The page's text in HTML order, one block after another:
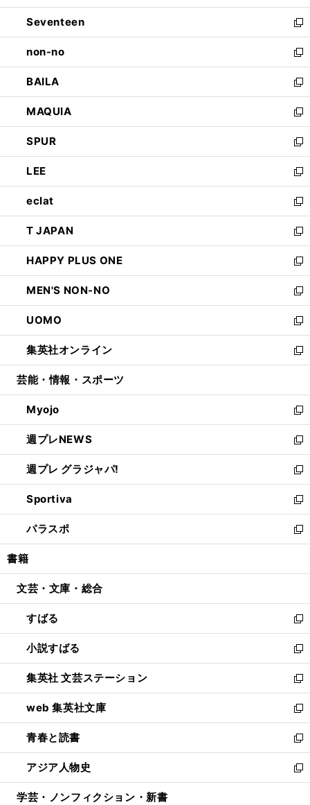
開
く
ウ
で
開
く
ン
ド
ウ
で
開
く
Seventeen
新
し
い
ウ
ィ
ン
ド
ウ
で
開
く
non-no
新
し
い
ウ
ィ
ン
ド
ウ
で
開
く
BAILA
新
し
い
ウ
ィ
ン
ド
ウ
で
開
く
MAQUIA
新
し
い
ウ
ィ
ン
ド
ウ
で
開
く
SPUR
新
し
い
ウ
ィ
ン
ド
ウ
で
開
く
LEE
新
し
い
ウ
ィ
ン
ド
ウ
で
開
く
eclat
新
し
い
ウ
ィ
ン
ド
ウ
で
開
く
T JAPAN
新
し
い
ウ
ィ
ン
ド
ウ
で
開
HAPPY PLUS ONE
新
し
い
ウ
ィ
ン
ド
ウ
開
く
MEN'S NON-NO
新
し
い
ウ
ィ
ン
ウ
で
開
く
UOMO
新
し
い
ウ
ン
ド
ウ
で
開
く
集英社オンライン
新
し
ウ
ィ
ン
ド
ウ
で
開
く
芸能・情報・スポーツ
Myojo
新
し
い
ウ
ィ
ン
ド
ウ
で
開
週プレNEWS
新
し
い
ウ
ィ
ン
ド
ウ
開
週プレ グラジャパ!
新
し
い
ウ
ィ
ン
ウ
開
く
Sportiva
新
し
い
ウ
ン
ウ
で
開
く
パラスポ
新
し
ウ
ン
ド
ウ
で
開
く
書籍
文芸・文庫・総合
すばる
新
し
い
ウ
ィ
ン
ド
ウ
で
開
く
小説すばる
新
し
い
ウ
ィ
ン
ド
ウ
で
開
集英社 文芸ステーション
新
し
い
ウ
ィ
ン
ド
ウ
web 集英社文庫
新
し
い
ウ
ィ
ン
青春と読書
新
し
い
ウ
アジア人物史
新
し
学芸・ノンフィクション・新書